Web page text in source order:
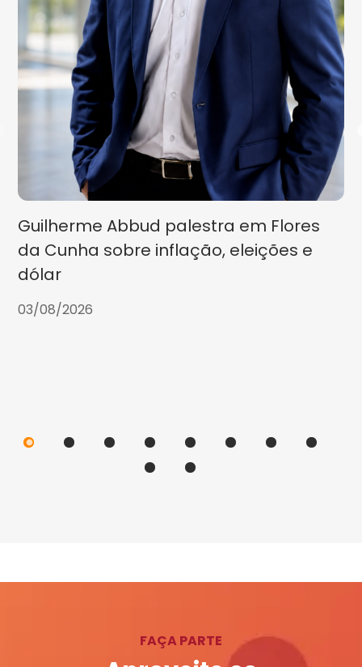
Guilherme Abbud palestra em Flores
da Cunha sobre inflação, eleições e
dólar
03/08/2026
FAÇA PARTE